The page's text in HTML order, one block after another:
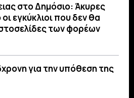
στο Δημόσιο: Άκυρες
εγκύκλιοι που δεν θα
των φορέων
για την υπόθεση της